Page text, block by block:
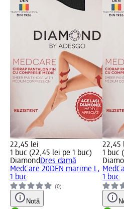
22,45 lei
1 buc (22,45 lei pe 1 buc)
DiamondDres damă
MedCare 20DEN marime L,
1 buc
(0)
Notă
22,45
1 buc
1 buc